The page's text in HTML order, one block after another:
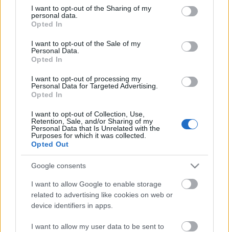
not limited to your visit or usage behaviour. You may click to
grant or deny consent to Google and its third-party tags to
use your data for below specified purposes in below Google
consent section.
I want to opt-out of the Sharing of my
personal data.
Opted In
I want to opt-out of the Sale of my
Personal Data.
Opted In
I want to opt-out of processing my
Personal Data for Targeted Advertising.
Opted In
I want to opt-out of Collection, Use,
Retention, Sale, and/or Sharing of my
Personal Data that Is Unrelated with the
Purposes for which it was collected.
Opted Out
Google consents
I want to allow Google to enable storage
related to advertising like cookies on web or
device identifiers in apps.
I want to allow my user data to be sent to
Cseke Péterhangsúlyozta: nemcsak a kecskeméti
színház, hanem az egyetemes magyar kultúra
számára is nagy dicsőség a meghívás. Alig egy év
alatt a második külföldi meghívásnak tesz eleget a
teátrum; ezt megelőzően a londoni West Enden is
jártak, ahol április 28-án Agatha Christie
című bűnügyi játékát mutatták be.
univerzális művész volt, aki igyekezett minden
lehetőséget kipróbálni. A 2010-ben alapított
seregszemle célja az, hogy előtérbe állítsa
munkásságának kevésbé ismert részeit. A
kiváló színműíró ugyanis 48 drámát, több mint 2300
elkészítésében vett részt - forgatókönyvíróként és
rendezőasszisztensként -, valamint dalokat is írt,
amelyeket maga adott elő.